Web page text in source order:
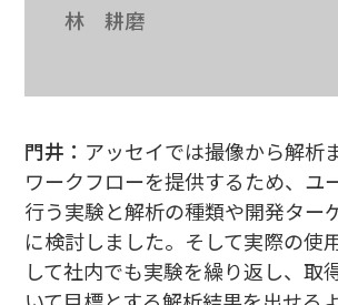
林 耕磨
門井： アッセイでは撮像から解析
ワークフローを提供するため、ユ
行う実験と解析の種類や開発ター
に検討しました。そして実際の使
して社内でも実験を繰り返し、取